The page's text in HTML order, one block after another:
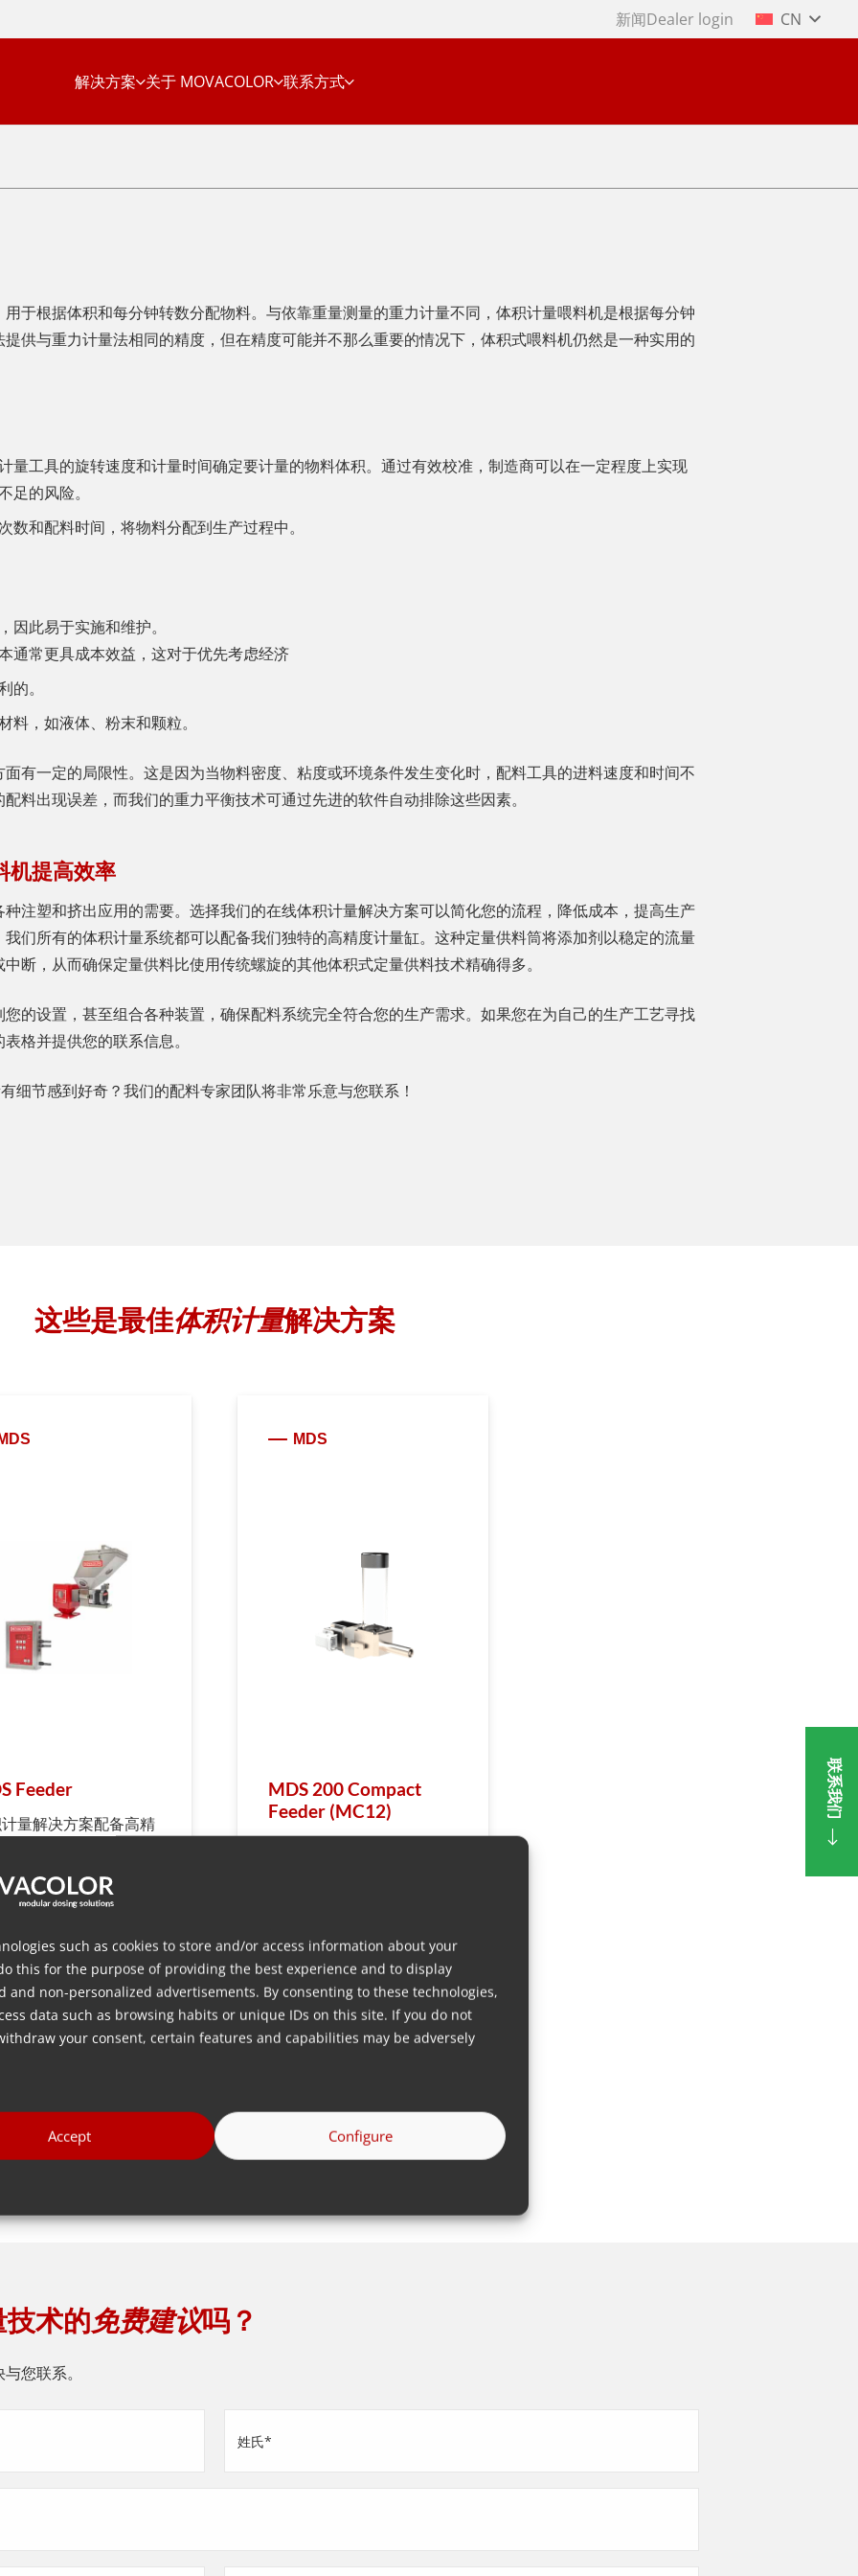
such as cookies to store and/or access information about your
this for the purpose of providing the best experience and to display
and non-personalized advertisements. By consenting to these technologies,
data such as browsing habits or unique IDs on this site. If you do not
your consent, certain features and capabilities may be adversely
Accept Configure
新闻Dealer login CN
解决方案 关于 MOVACOLOR 联系方式
于根据体积和每分钟转数分配物料。与依靠重量测量的重力计量不同，体积计量喂料机是根据每分钟
供与重力计量法相同的精度，但在精度可能并不那么重要的情况下，体积式喂料机仍然是一种实用的
量工具的旋转速度和计量时间确定要计量的物料体积。通过有效校准，制造商可以在一定程度上实现
足的风险。
数和配料时间，将物料分配到生产过程中。
因此易于实施和维护。
通常更具成本效益，这对于优先考虑经济
的。
料，如液体、粉末和颗粒。
有一定的局限性。这是因为当物料密度、粘度或环境条件发生变化时，配料工具的进料速度和时间不
料出现误差，而我们的重力平衡技术可通过先进的软件自动排除这些因素。
机提高效率
注塑和挤出应用的需要。选择我们的在线体积计量解决方案可以简化您的流程，降低成本，提高生产
们所有的体积计量系统都可以配备我们独特的高精度计量缸。这种定量供料筒将添加剂以稳定的流量
断，从而确保定量供料比使用传统螺旋的其他体积式定量供料技术精确得多。
的设置，甚至组合各种装置，确保配料系统完全符合您的生产需求。如果您在为自己的生产工艺寻找
格并提供您的联系信息。
细节感到好奇？我们的配料专家团队将非常乐意与您联系！
这些是最佳体积计量解决方案
Feeder
量解决方案配备高精
高生产效率。
更多信息
MDS
MDS 200 Compact
Feeder (MC12)
更多信息
术的免费建议吗？
您联系。
氏
(Required)
联系我们